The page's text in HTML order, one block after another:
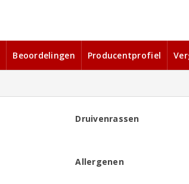
Beoordelingen Producentprofiel
Druivenrassen
Allergenen